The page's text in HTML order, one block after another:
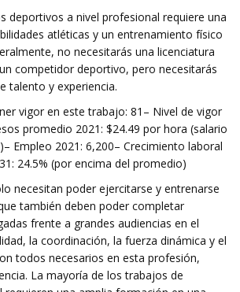
deportivos a nivel profesional requiere una
atléticas y un entrenamiento físico
no necesitarás una licenciatura
competidor deportivo, pero necesitarás
talento y experiencia.
vigor en este trabajo: 81– Nivel de vigor
promedio 2021: $24.49 por hora (salario
Empleo 2021: 6,200– Crecimiento laboral
24.5% (por encima del promedio)
necesitan poder ejercitarse y entrenarse
también deben poder completar
frente a grandes audiencias en el
la coordinación, la fuerza dinámica y el
todos necesarios en esta profesión,
La mayoría de los trabajos de